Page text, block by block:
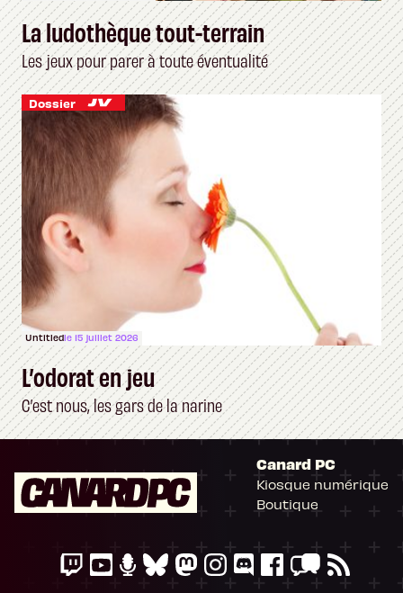
La ludothèque tout-terrain
Les jeux pour parer à toute éventualité
Dossier
Untitledle 15 juillet 2026
L’odorat en jeu
C’est nous, les gars de la narine
Canard PC
Kiosque numérique
Boutique